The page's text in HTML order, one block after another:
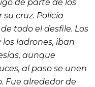
de parte de los
cruz. Policía
todo el desfile. Los
ladrones, iban
aunque
al paso se unen
Fue alrededor de